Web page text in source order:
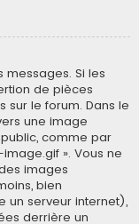
messages. Si les
de pièces
sur le forum. Dans le
une image
comme par
». Vous ne
images
bien
un serveur internet),
derrière un